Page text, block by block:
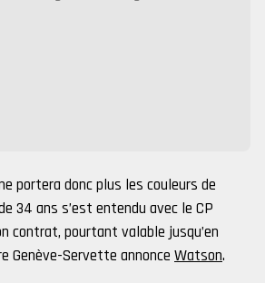
portera donc plus les couleurs de
34 ans s’est entendu avec le CP
contrat, pourtant valable jusqu’en
Genève-Servette annonce Watson.